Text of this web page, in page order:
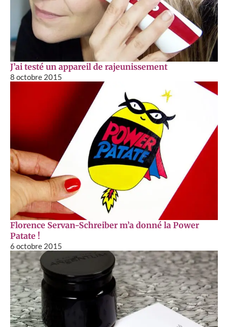
J’ai testé un appareil de rajeunissement
8 octobre 2015
Florence Servan-Schreiber m’a donné la Power
Patate !
6 octobre 2015